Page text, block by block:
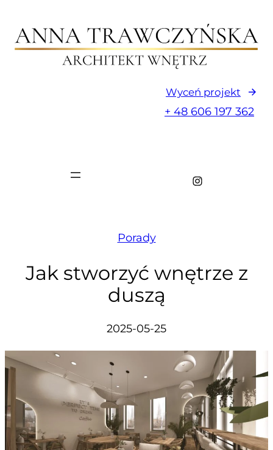
Wyceń projekt
+ 48 606 197 362
Instagram
Porady
Jak stworzyć wnętrze z
duszą
2025-05-25